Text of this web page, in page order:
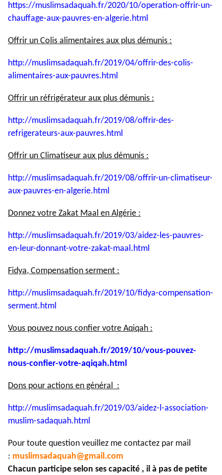
https://muslimsadaquah.fr/2020/10/operation-offrir-un-
chauffage-aux-pauvres-en-algerie.html
Offrir un Colis alimentaires aux plus démunis :
http://muslimsadaquah.fr/2019/04/offrir-des-colis-
alimentaires-aux-pauvres.html
Offrir un réfrigérateur aux plus démunis :
http://muslimsadaquah.fr/2019/08/offrir-des-
refrigerateurs-aux-pauvres.html
Offrir un Climatiseur aux plus démunis :
http://muslimsadaquah.fr/2019/08/offrir-un-climatiseur-
aux-pauvres-en-algerie.html
Donnez votre Zakat Maal en Algérie :
http://muslimsadaquah.fr/2019/03/aidez-les-pauvres-
en-leur-donnant-votre-zakat-maal.html
Fidya, Compensation serment :
http://muslimsadaquah.fr/2019/10/fidya-compensation-
serment.html
Vous pouvez nous confier votre Aqiqah :
http://muslimsadaquah.fr/2019/10/vous-pouvez-
nous-confier-votre-aqiqah.html
Dons pour actions en général :
http://muslimsadaquah.fr/2019/03/aidez-l-association-
muslim-sadaquah.html
Pour toute question veuillez me contactez par mail
: muslimsadaquah@gmail.com
Chacun participe selon ses capacité , il à pas de petite